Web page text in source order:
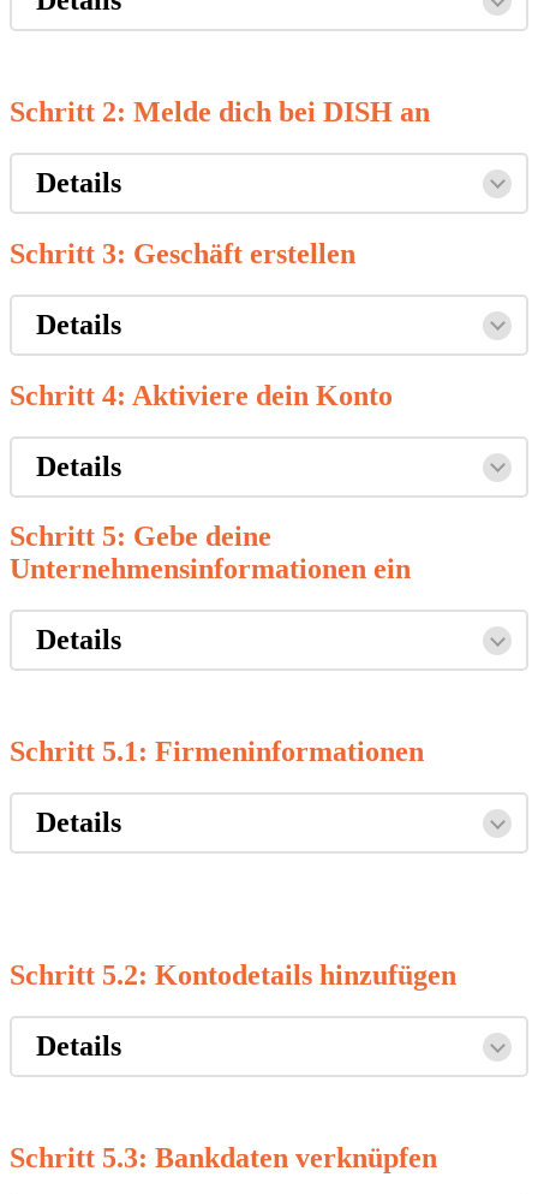
Schritt 2: Melde dich bei DISH an
Details
Schritt 3: Geschäft erstellen
Details
Schritt 4: Aktiviere dein Konto
Details
Schritt 5: Gebe deine
Unternehmensinformationen ein
Details
Schritt 5.1: Firmeninformationen
Details
Schritt 5.2: Kontodetails hinzufügen
Details
Schritt 5.3: Bankdaten verknüpfen